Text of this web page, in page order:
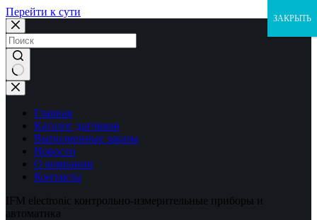
Перейти к сути
Ничего
не
найденоГлавная
Каталог датчиков
Выполненные заказы
Новости
О компании
Контакты
IFM electronic контрольно-измерительные приборы и
автоматика
ЗАКРЫТЬ